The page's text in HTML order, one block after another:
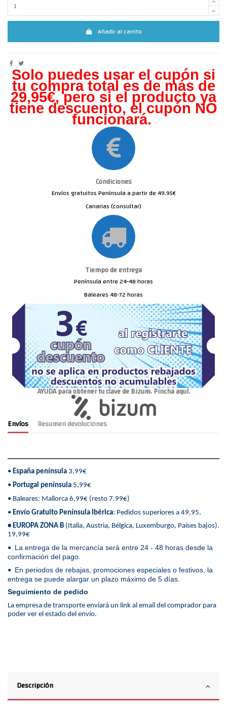
Añadir al carrito
Solo puedes usar el cupón si
tu compra total es de más de
29,95€, pero si el producto ya
tiene descuento, el cupón NO
funcionará.
Condiciones
Envíos gratuitos Península a partir de 49.95€
Canarias (consultar)
Tiempo de entrega
Península entre 24-48 horas
Baleares 48-72 horas
AYUDA para obtener tu clave de Bizum. Pincha aquí.
Envíos Resumen devoluciones
• España península 3,99€
• Portugal península 5,99€
• Baleares: Mallorca 6,99€ (resto 7.99€)
• Envío Gratuito Península Ibérica: Pedidos superiores a 49,95.
• EUROPA ZONA B (Italia, Austria, Bélgica, Luxemburgo, Países bajos).
19,99€
• La entrega de la mercancía será entre 24 - 48 horas desde la
confirmación del pago.
• En periodos de rebajas, promociones especiales o festivos, la
entrega se puede alargar un plazo máximo de 5 días.
Seguimiento de pedido
La empresa de transporte enviará un link al email del comprador para
poder ver el estado del envío.
Descripción